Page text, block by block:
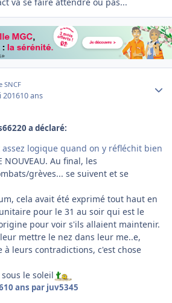
SNCF
201610 ans
a déclaré:
logique quand on y réfléchit bien
NOUVEAU. Au final, les
grèves... se suivent et se
cela avait été exprimé tout haut en
pour le 31 au soir qui est le
pour voir s'ils allaient maintenir.
mettre le nez dans leur me..e,
à leurs contradictions, c'est chose
le soleil
10 ans par juv5345